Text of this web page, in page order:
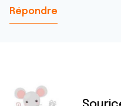
Répondre